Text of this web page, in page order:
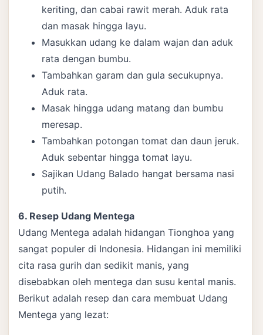
keriting, dan cabai rawit merah. Aduk rata
dan masak hingga layu.
Masukkan udang ke dalam wajan dan aduk
rata dengan bumbu.
Tambahkan garam dan gula secukupnya.
Aduk rata.
Masak hingga udang matang dan bumbu
meresap.
Tambahkan potongan tomat dan daun jeruk.
Aduk sebentar hingga tomat layu.
Sajikan Udang Balado hangat bersama nasi
putih.
6. Resep Udang Mentega
Udang Mentega adalah hidangan Tionghoa yang
sangat populer di Indonesia. Hidangan ini memiliki
cita rasa gurih dan sedikit manis, yang
disebabkan oleh mentega dan susu kental manis.
Berikut adalah resep dan cara membuat Udang
Mentega yang lezat: